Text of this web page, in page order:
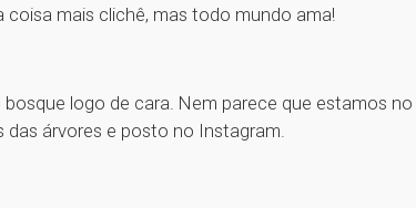
mais clichê, mas todo mundo ama!
logo de cara. Nem parece que estamos no
árvores e posto no Instagram.